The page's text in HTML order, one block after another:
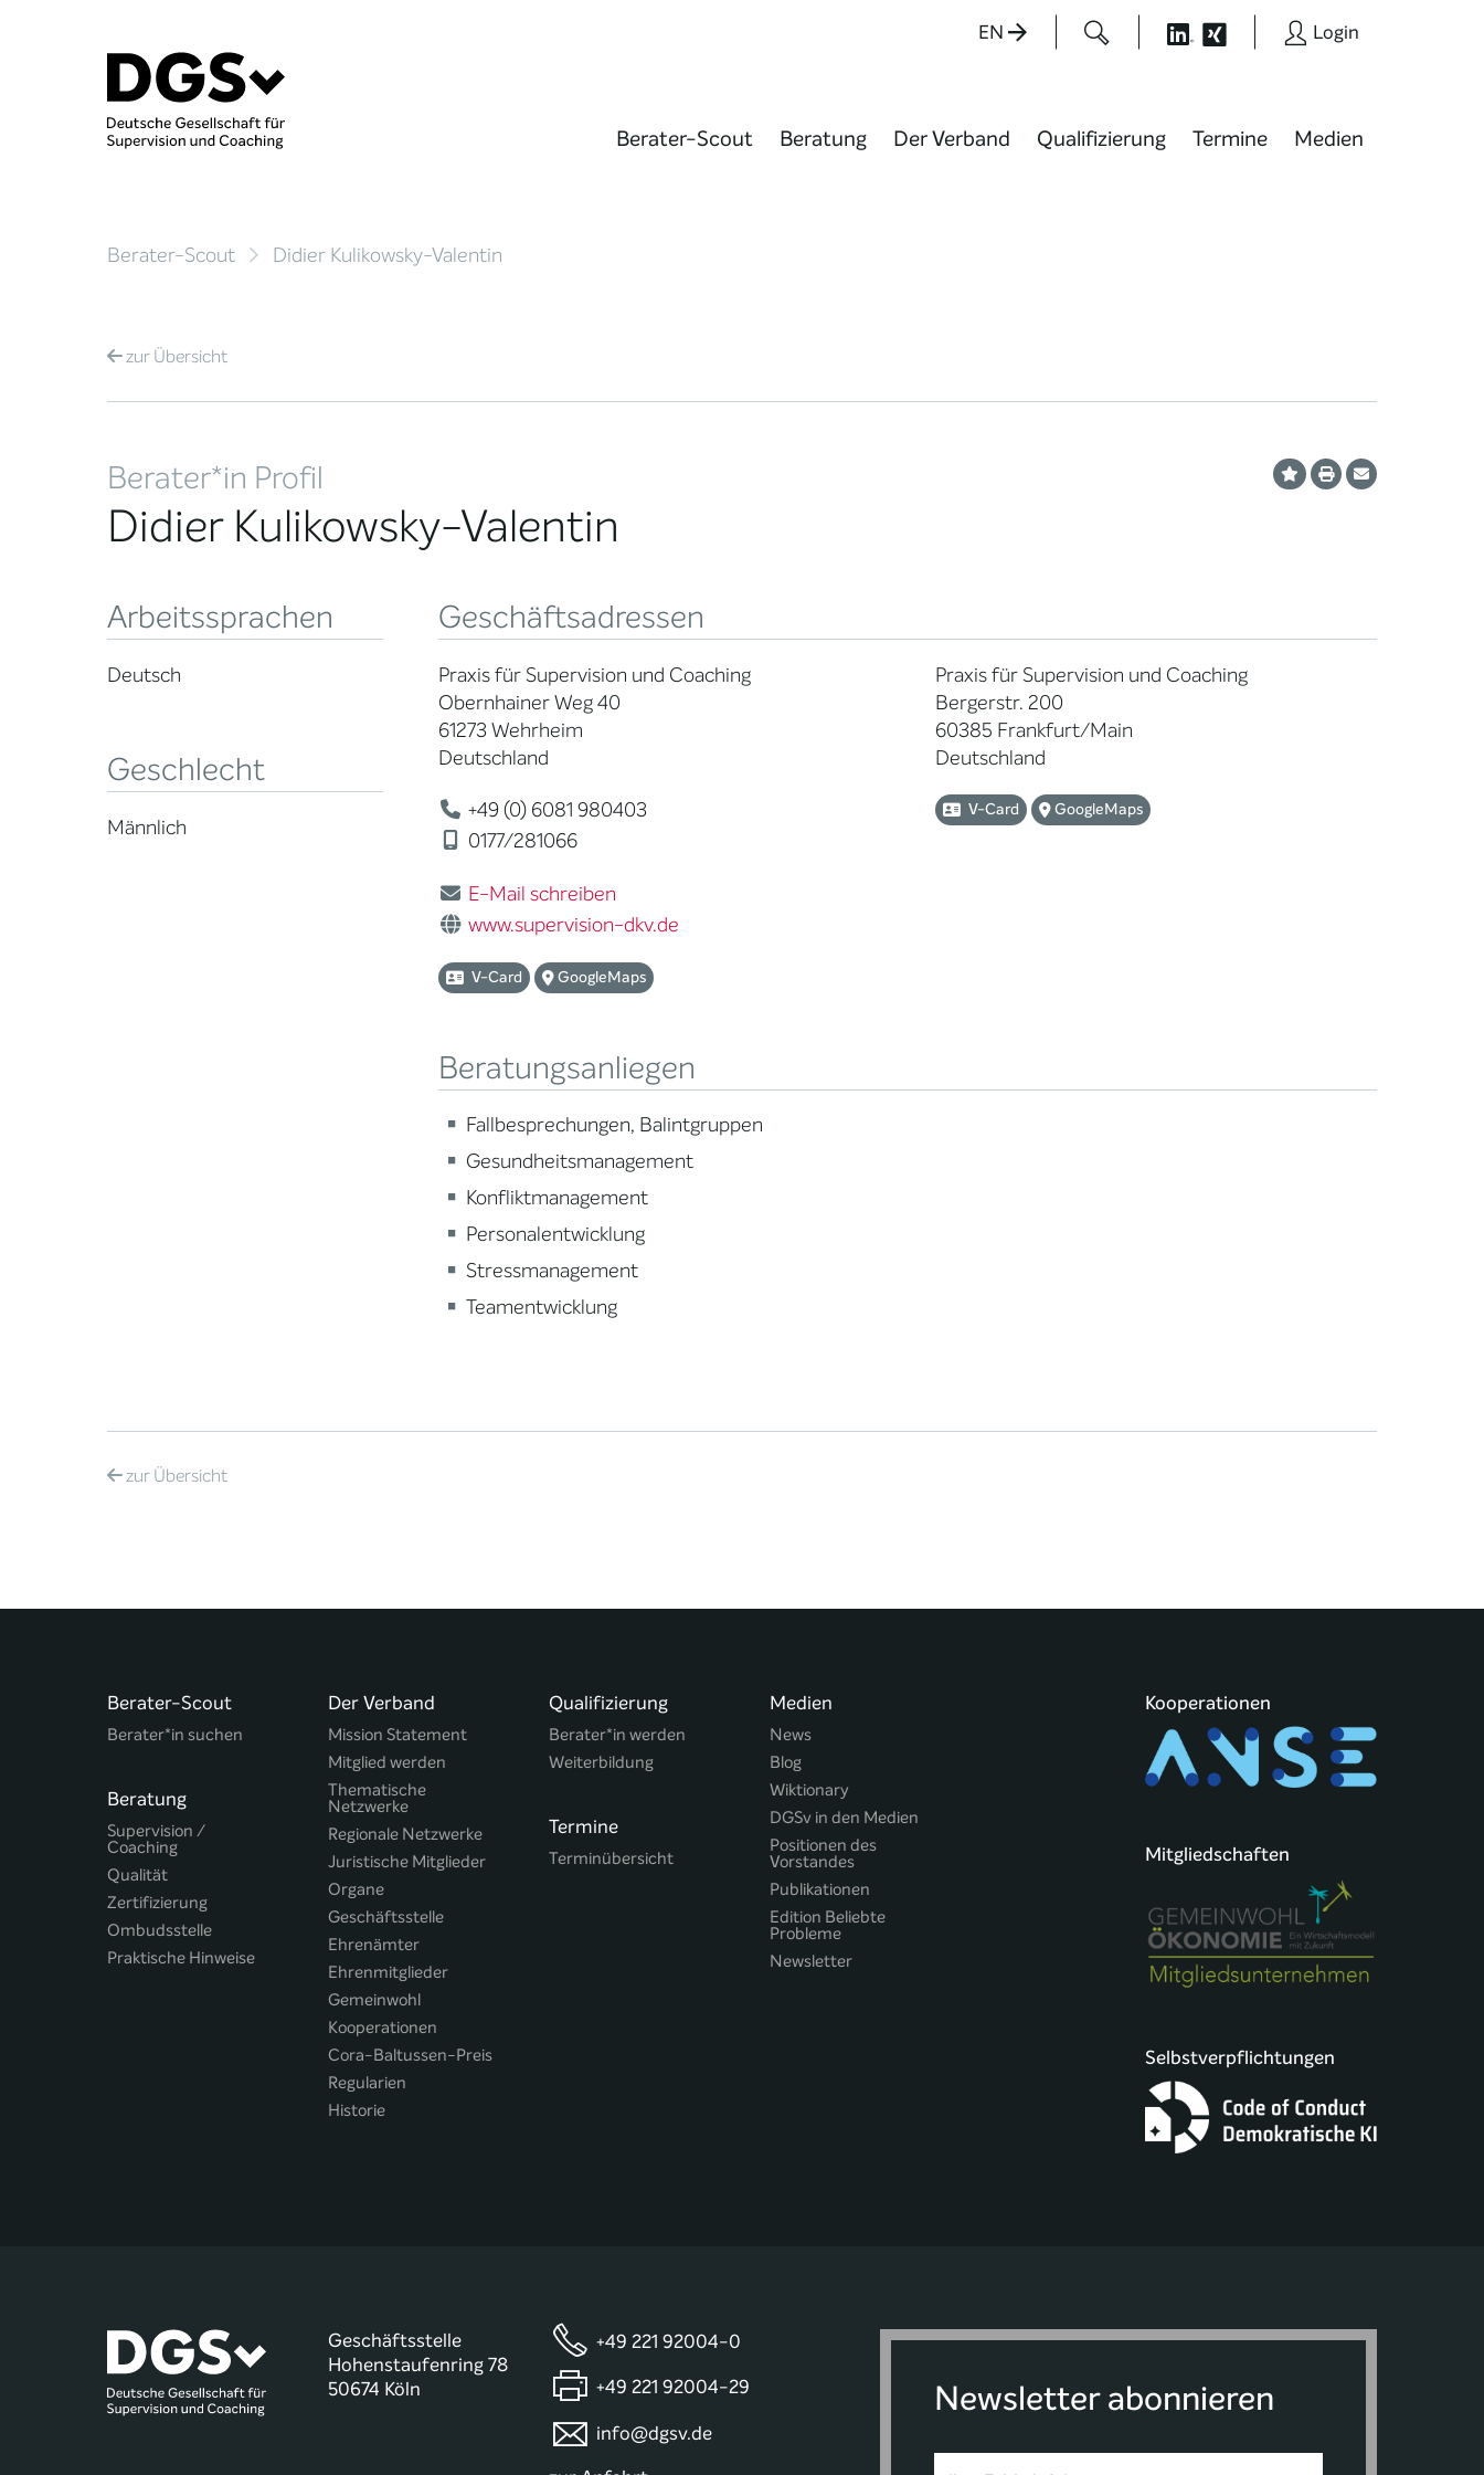
EN Login
Berater-Scout Beratung Der Verband Qualifizierung Termine Medien
Berater-Scout Didier Kulikowsky-Valentin
zurÜbersicht
Berater*in Profil
Didier Kulikowsky-Valentin
Arbeitssprachen
Deutsch
Geschlecht
Männlich
Geschäftsadressen
Praxis für Supervision und Coaching
Obernhainer Weg 40
61273 Wehrheim
Deutschland
+49 (0) 6081 980403
0177/281066
E-Mail schreiben
www.supervision-dkv.de
V-Card GoogleMaps
Praxis für Supervision und Coaching
Bergerstr. 200
60385 Frankfurt/Main
Deutschland
V-Card GoogleMaps
Beratungsanliegen
Fallbesprechungen, Balintgruppen
Gesundheitsmanagement
Konfliktmanagement
Personalentwicklung
Stressmanagement
Teamentwicklung
zurÜbersicht
Berater-Scout
Berater*in suchen
Beratung
Supervision /
Coaching
Qualität
Zertifizierung
Ombudsstelle
Praktische Hinweise
Der Verband
Mission Statement
Mitglied werden
Thematische
Netzwerke
Regionale Netzwerke
Juristische Mitglieder
Organe
Geschäftsstelle
Ehrenämter
Ehrenmitglieder
Gemeinwohl
Kooperationen
Cora-Baltussen-Preis
Regularien
Historie
Qualifizierung
Berater*in werden
Weiterbildung
Termine
Terminübersicht
Medien
News
Blog
Wiktionary
DGSv in den Medien
Positionen des
Vorstandes
Publikationen
Edition Beliebte
Probleme
Newsletter
Kooperationen
Mitgliedschaften
Selbstverpflichtungen
Geschäftsstelle
Hohenstaufenring 78
50674 Köln
+49 221 92004-0
+49 221 92004-29
info@dgsv.de
Newsletter abonnieren